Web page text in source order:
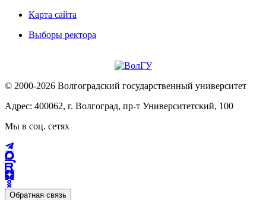
Карта сайта
Выборы ректора
© 2000-2026 Волгоградский государственный университет
Адрес: 400062, г. Волгоград, пр-т Университетский, 100
Мы в соц. сетях
Обратная связь